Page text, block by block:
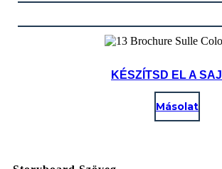
KÉSZÍTSD EL A
Másolat